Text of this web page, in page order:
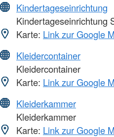
Kindertageseinrichtung
Kindertageseinrichtung
Karte: Link zur Google
Kleidercontainer
Kleidercontainer
Karte: Link zur Google
Kleiderkammer
Kleiderkammer
Karte: Link zur Google